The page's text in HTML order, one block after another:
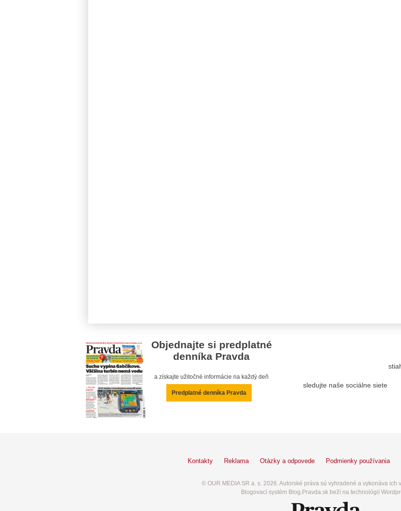
Objednajte si predplatné
denníka Pravda
a získajte užitočné informácie na každý deň
Predplatné denníka Pravda
sledujte naše sociálne siete
Kontakty Reklama Otázky a odpovede Podmienky používania
© OUR MEDIA SR a. s. 2026. Autorské práva sú vyhradené a vykonáva ich
Blogovací systém Blog.Pravda.sk beží na technológií